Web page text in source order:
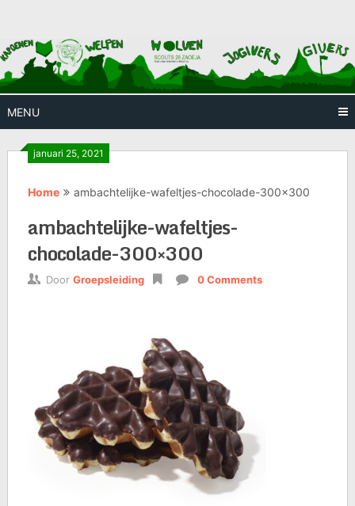
content
Scouts
28
Zaoeja
MENU
januari 25, 2021
Home ambachtelijke-wafeltjes-chocolade-300×300
ambachtelijke-wafeltjes-
chocolade-300×300
Door Groepsleiding 0 Comments